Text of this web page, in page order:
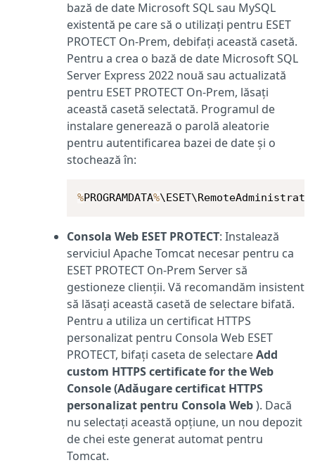
bază de date Microsoft SQL sau MySQL
existentă pe care să o utilizați pentru ESET
PROTECT On-Prem, debifați această casetă.
Pentru a crea o bază de date Microsoft SQL
Server Express 2022 nouă sau actualizată
pentru ESET PROTECT On-Prem, lăsați
această casetă selectată. Programul de
instalare generează o parolă aleatorie
pentru autentificarea bazei de date și o
stochează în:
%PROGRAMDATA%
Consola Web ESET PROTECT: Instalează
serviciul Apache Tomcat necesar pentru ca
ESET PROTECT On-Prem Server să
gestioneze clienții. Vă recomandăm insistent
să lăsați această casetă de selectare bifată.
Pentru a utiliza un certificat HTTPS
personalizat pentru Consola Web ESET
PROTECT, bifați caseta de selectareAdd
custom HTTPS certificate for the Web
Console (Adăugare certificat HTTPS
personalizat pentru Consola Web). Dacă
nu selectați această opțiune, un nou depozit
de chei este generat automat pentru
Tomcat.